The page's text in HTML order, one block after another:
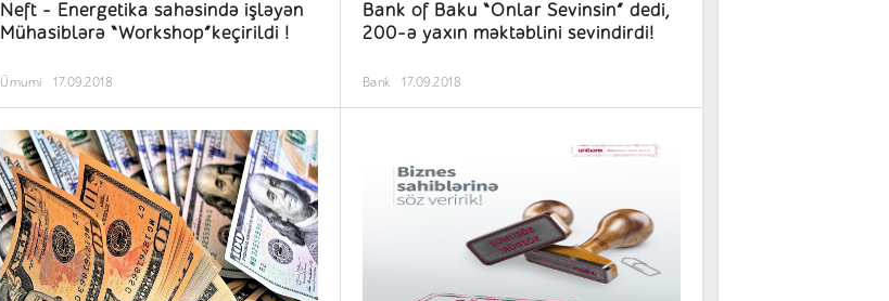
Neft - Energetika sahəsində işləyən
Mühasiblərə “Workshop”keçirildi !
Ümumi 17.09.2018
Bank of Baku “Onlar Sevinsin” dedi,
200-ə yaxın məktəblini sevindirdi!
Bank 17.09.2018